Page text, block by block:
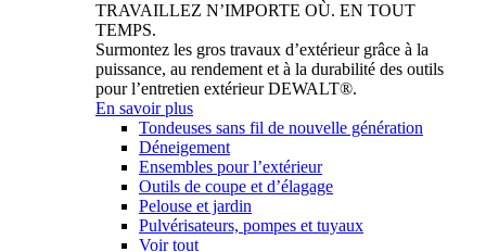
TRAVAILLEZ N’IMPORTE OÙ. EN TOUT
TEMPS.
Surmontez les gros travaux d’extérieur grâce à la
puissance, au rendement et à la durabilité des outils
pour l’entretien extérieur DEWALT®.
En savoir plus
Tondeuses sans fil de nouvelle génération
Déneigement
Ensembles pour l’extérieur
Outils de coupe et d’élagage
Pelouse et jardin
Pulvérisateurs, pompes et tuyaux
Voir tout